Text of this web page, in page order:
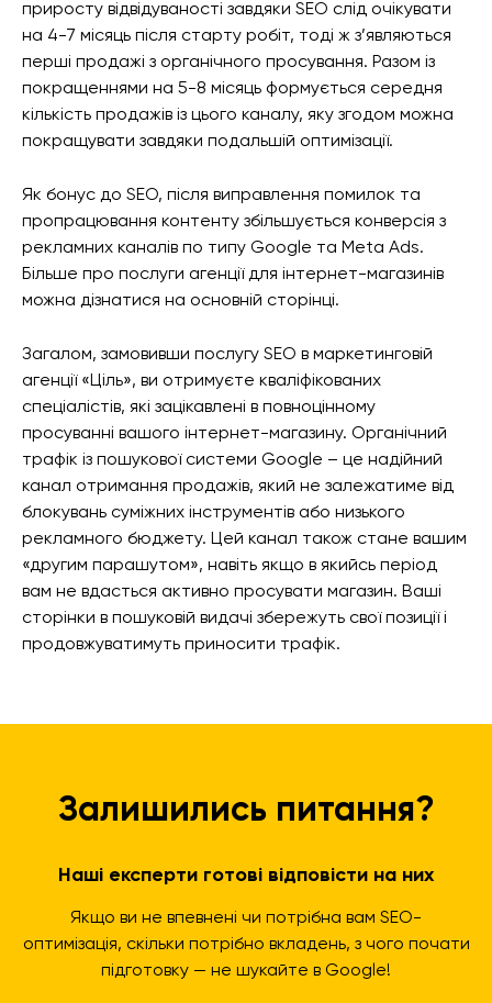
приросту відвідуваності завдяки SEO слід очікувати
на 4-7 місяць після старту робіт, тоді ж з’являються
перші продажі з органічного просування. Разом із
покращеннями на 5-8 місяць формується середня
кількість продажів із цього каналу, яку згодом можна
покращувати завдяки подальшій оптимізації.
Як бонус до SEO, після виправлення помилок та
пропрацювання контенту збільшується конверсія з
рекламних каналів по типу Google та Meta Ads.
Більше про послуги агенції для інтернет-магазинів
можна дізнатися на основній сторінці.
Загалом, замовивши послугу SEO в маркетинговій
агенції «Ціль», ви отримуєте кваліфікованих
спеціалістів, які зацікавлені в повноцінному
просуванні вашого інтернет-магазину. Органічний
трафік із пошукової системи Google – це надійний
канал отримання продажів, який не залежатиме від
блокувань суміжних інструментів або низького
рекламного бюджету. Цей канал також стане вашим
«другим парашутом», навіть якщо в якийсь період
вам не вдасться активно просувати магазин. Ваші
сторінки в пошуковій видачі збережуть свої позиції і
продовжуватимуть приносити трафік.
Залишились питання?
Наші експерти готові відповісти на них
Якщо ви не впевнені чи потрібна вам SEO-
оптимізація, скільки потрібно вкладень, з чого почати
підготовку — не шукайте в Google!